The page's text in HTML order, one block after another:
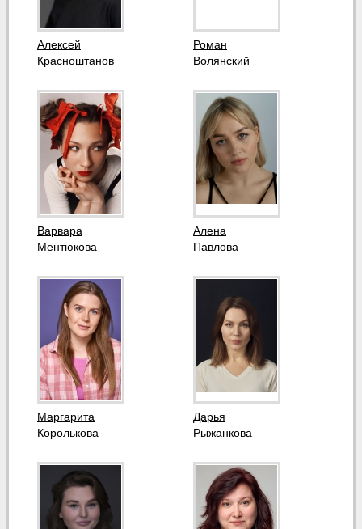
Алексей
Красноштанов
Роман
Волянский
Варвара
Ментюкова
Алена
Павлова
Маргарита
Королькова
Дарья
Рыжанкова